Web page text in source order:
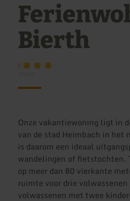
Bierth
F
Onze vakantiewoning ligt in
van de stad Heimbach in het
is daarom een ideaal
wandelingen of fietstochten.
op meer dan 80 vierkante
ruimte voor drie
volwassenen met twee